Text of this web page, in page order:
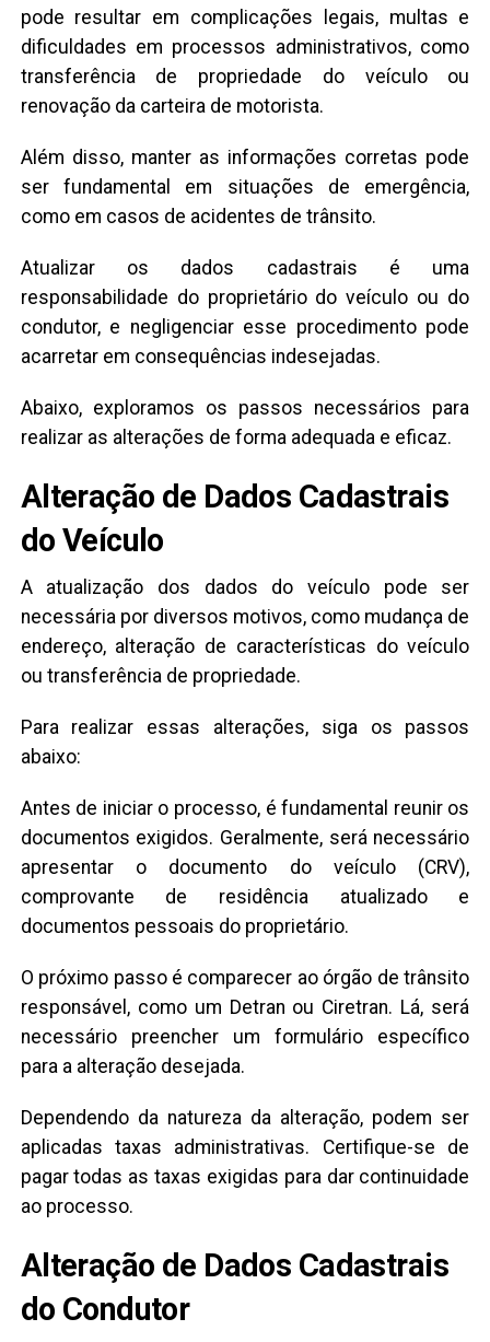
pode resultar em complicações legais, multas e
dificuldades em processos administrativos, como
transferência de propriedade do veículo ou
renovação da carteira de motorista.
Além disso, manter as informações corretas pode
ser fundamental em situações de emergência,
como em casos de acidentes de trânsito.
Atualizar os dados cadastrais é uma
responsabilidade do proprietário do veículo ou do
condutor, e negligenciar esse procedimento pode
acarretar em consequências indesejadas.
Abaixo, exploramos os passos necessários para
realizar as alterações de forma adequada e eficaz.
Alteração de Dados Cadastrais
do Veículo
A atualização dos dados do veículo pode ser
necessária por diversos motivos, como mudança de
endereço, alteração de características do veículo
ou transferência de propriedade.
Para realizar essas alterações, siga os passos
abaixo:
Antes de iniciar o processo, é fundamental reunir os
documentos exigidos. Geralmente, será necessário
apresentar o documento do veículo (CRV),
comprovante de residência atualizado e
documentos pessoais do proprietário.
O próximo passo é comparecer ao órgão de trânsito
responsável, como um Detran ou Ciretran. Lá, será
necessário preencher um formulário específico
para a alteração desejada.
Dependendo da natureza da alteração, podem ser
aplicadas taxas administrativas. Certifique-se de
pagar todas as taxas exigidas para dar continuidade
ao processo.
Alteração de Dados Cadastrais
do Condutor